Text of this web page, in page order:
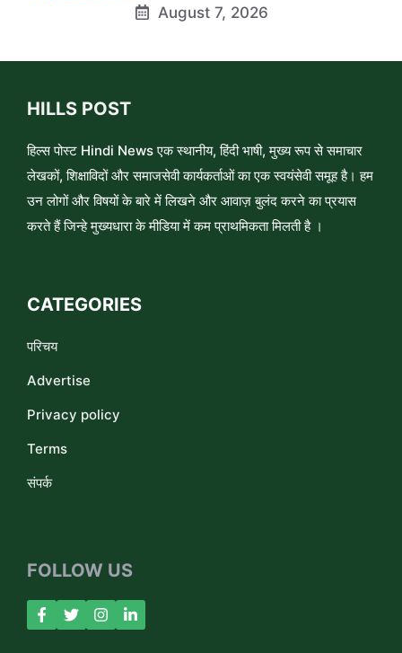
August 7, 2026
HILLS POST
हिल्स पोस्ट Hindi News एक स्थानीय, हिंदी भाषी, मुख्य रूप से समाचार
लेखकों, शिक्षाविदों और समाजसेवी कार्यकर्ताओं का एक स्वयंसेवी समूह है। हम
उन लोगों और विषयों के बारे में लिखने और आवाज़ बुलंद करने का प्रयास
करते हैं जिन्हे मुख्यधारा के मीडिया में कम प्राथमिकता मिलती है ।
CATEGORIES
परिचय
Advertise
Privacy policy
Terms
संपर्क
FOLLOW US